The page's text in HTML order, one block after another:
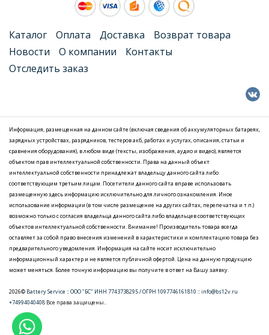
Каталог Оплата Доставка
Возврат товара
Новости
О компании
Контакты
Отследить заказ
Информация, размещенная на данном сайте (включая сведения об аккумуляторных батареях,
зарядных устройствах, разрядников, тестеров акб, работах и услугах, описания, статьи и
сравнения оборудования), в любом виде (тексты, изображения, аудио и видео), является
объектом прав интеллектуальной собственности. Права на данный объект
интеллектуальной собственности принадлежат владельцу данного сайта либо
соответствующим третьим лицам. Посетители данного сайта вправе использовать
размещенную здесь информацию исключительно для личного ознакомления. Иное
использование информации (в том числе размещение на других сайтах, перепечатка и т.п.)
возможно только с согласия владельца данного сайта либо владельцев соответствующих
объектов интеллектуальной собственности. Внимание! Производитель товара всегда
оставляет за собой право внесения изменений в характеристики и комплектацию товара без
предварительного уведомления. Информация на сайте носит исключительно
информационный характер и не является публичной офертой. Цена на данную продукцию
может меняться. Более точную информацию вы получите в ответ на Вашу заявку.
2026© Battery Service::ООО "БС" ИНН 7743738295 / ОГРН 1097746161810 ::info@bs12v.ru
+74994040408 Все права защищены..